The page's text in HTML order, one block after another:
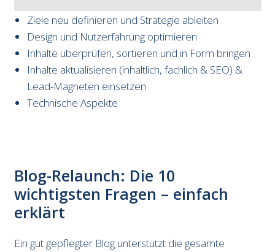
Ziele neu definieren und Strategie ableiten
Design und Nutzerfahrung optimieren
Inhalte überprüfen, sortieren und in Form bringen
Inhalte aktualisieren (inhaltlich, fachlich & SEO) &
Lead-Magneten einsetzen
Technische Aspekte
Blog-Relaunch: Die 10
wichtigsten Fragen – einfach
erklärt
Ein gut gepflegter Blog unterstützt die gesamte